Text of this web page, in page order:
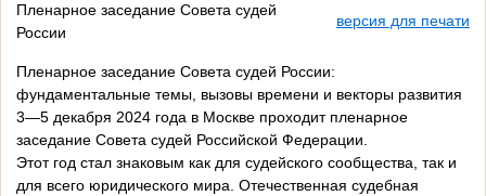
Пленарное заседание Совета судей
России
версия для печати
Пленарное заседание Совета судей России:
фундаментальные темы, вызовы времени и векторы развития
3—5 декабря 2024 года в Москве проходит пленарное
заседание Совета судей Российской Федерации.
Этот год стал знаковым как для судейского сообщества, так и
для всего юридического мира. Отечественная судебная